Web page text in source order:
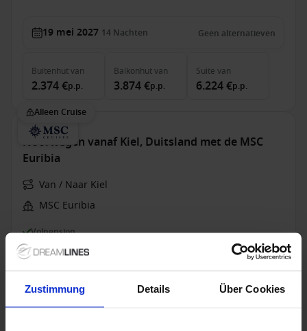
Zustimmung Details Über Cookies
19 mei 2027 14 Nachten Geen alternatieven
Buitenhutvan
2.374 €p.p.
Balkonhutvan
3.874 €p.p.
Suite van
6.224 €p.p.
Alleen Cruise
Noorwegen vanaf Kiel, Duitsland met de MSC
Euribia
Van / Naar Kiel
MSC Euribia
Volpension
22 mei 2027 7